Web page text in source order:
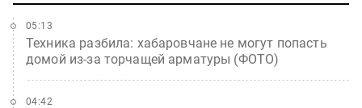
Техника разбила: хабаровчане не могут попасть
домой из-за торчащей арматуры (ФОТО)
05:13
04:42